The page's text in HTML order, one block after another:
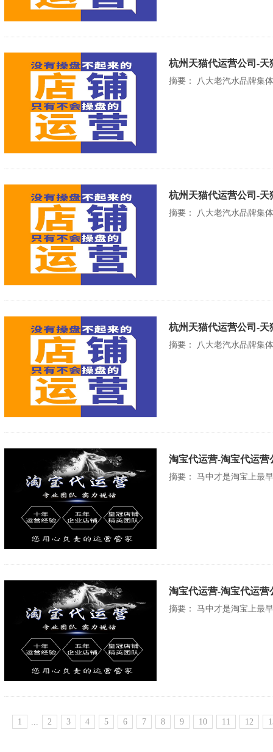
杭州天猫代运营公司-
摘要： 八大老汽水品牌集
杭州天猫代运营公司-
摘要： 八大老汽水品牌集
杭州天猫代运营公司-
摘要： 八大老汽水品牌集
淘宝代运营-淘宝代运
摘要： 马中才是淘宝上最
淘宝代运营-淘宝代运
摘要： 马中才是淘宝上最
1 ... 2 3 4 5 6 7 8 9 10 11 12